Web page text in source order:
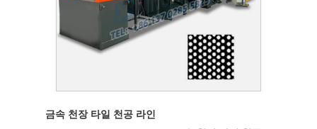
금속 천장 타일 천공 라인